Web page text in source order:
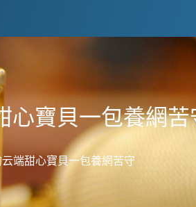
寶貝一包養網
端甜心寶貝一包養網苦守